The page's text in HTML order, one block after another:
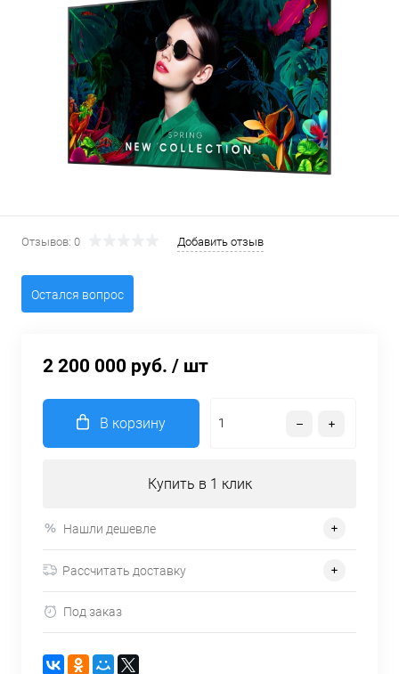
Отзывов: 0 Добавить отзыв
Остался вопрос
2 200 000 руб. / шт
В корзину
Купить в 1 клик
Нашли дешевле
Рассчитать доставку
Под заказ